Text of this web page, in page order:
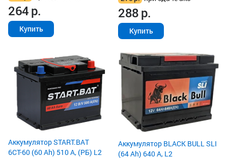
264р.
Купить
288р.
Купить
Аккумулятор START.BAT
6СТ-60 (60 Ah) 510 А, (РБ) L2
Аккумулятор BLACK BULL SLI
(64 Ah) 640 А, L2